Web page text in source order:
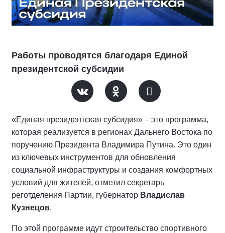
Работы проводятся благодаря Единой
президентской субсидии
«Единая президентская субсидия» – это программа,
которая реализуется в регионах Дальнего Востока по
поручению Президента Владимира Путина. Это один
из ключевых инструментов для обновления
социальной инфраструктуры и создания комфортных
условий для жителей, отметил секретарь
реготделения Партии, губернатор Владислав
Кузнецов.
По этой программе идут строительство спортивного